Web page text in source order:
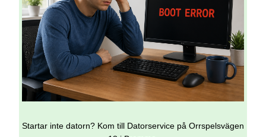
Startar inte datorn? Kom till Datorservice på Orrspelsvägen